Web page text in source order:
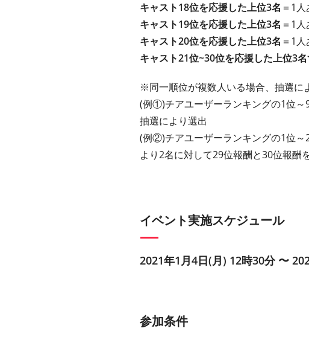
キャスト18位を応援した上位3名 ＝1
キャスト19位を応援した上位3名 ＝1
キャスト20位を応援した上位3名 ＝1
キャスト21位~30位を応援した上位3
※同一順位が複数人いる場合、抽選に
(例①)チアユーザーランキングの1位～
抽選により選出
(例②)チアユーザーランキングの1位～
より2名に対して29位報酬と30位報酬
イベント実施スケジュール
2021年1月4日(月) 12時30分 〜
参加条件